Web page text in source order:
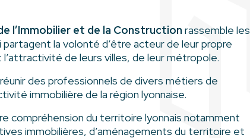
l’Immobilier et de la Construction rassemble les
partagent la volonté d’être acteur de leur propre
de leurs villes, de leur métropole.
des professionnels de divers métiers de
immobilière de la région lyonnaise.
compréhension du territoire lyonnais notamment
immobilières, d’aménagements du territoire et